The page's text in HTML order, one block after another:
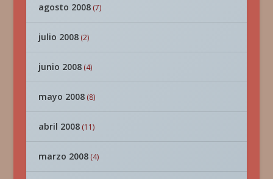
agosto 2008(7)
julio 2008(2)
junio 2008(4)
mayo 2008(8)
abril 2008(11)
marzo 2008(4)